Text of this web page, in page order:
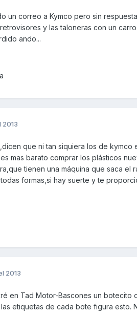
un correo a Kymco pero sin
y las taloneras con un
ando...
2013
que ni tan siquiera los de
mas barato comprar los plásticos
tienen una máquina que saca el
formas,si hay suerte y te
2013
en Tad Motor-Bascones un
etiquetas de cada bote figura esto.